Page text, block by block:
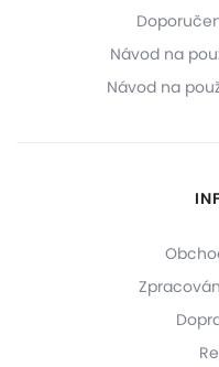
Návod na
Návod na